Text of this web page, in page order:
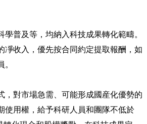
普及等，均納入科技成果轉化範疇。
凈收入，優先按合同約定提取報酬，如
對市場急需、可能形成國産化優勢的
使用權，給予科研人員和團隊不低於